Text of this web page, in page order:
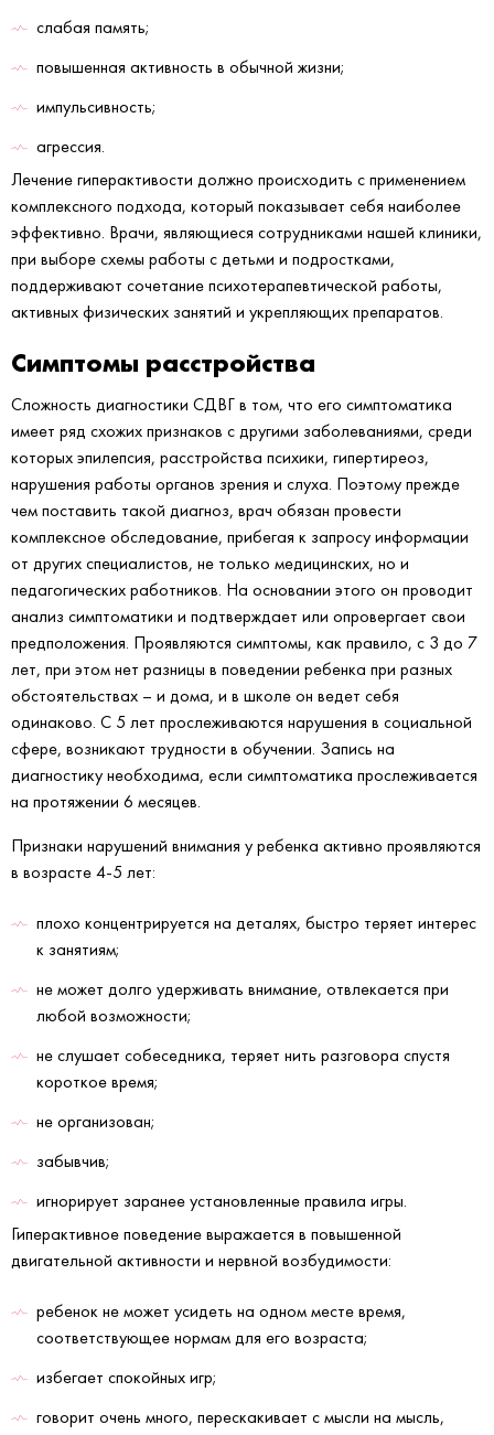
слабая память;
повышенная активность в обычной жизни;
импульсивность;
агрессия.
Лечение гиперактивости должно происходить с применением
комплексного подхода, который показывает себя наиболее
эффективно. Врачи, являющиеся сотрудниками нашей клиники,
при выборе схемы работы с детьми и подростками,
поддерживают сочетание психотерапевтической работы,
активных физических занятий и укрепляющих препаратов.
Симптомы расстройства
Сложность диагностики СДВГ в том, что его симптоматика
имеет ряд схожих признаков с другими заболеваниями, среди
которых эпилепсия, расстройства психики, гипертиреоз,
нарушения работы органов зрения и слуха. Поэтому прежде
чем поставить такой диагноз, врач обязан провести
комплексное обследование, прибегая к запросу информации
от других специалистов, не только медицинских, но и
педагогических работников. На основании этого он проводит
анализ симптоматики и подтверждает или опровергает свои
предположения. Проявляются симптомы, как правило, с 3 до 7
лет, при этом нет разницы в поведении ребенка при разных
обстоятельствах – и дома, и в школе он ведет себя
одинаково. С 5 лет прослеживаются нарушения в социальной
сфере, возникают трудности в обучении. Запись на
диагностику необходима, если симптоматика прослеживается
на протяжении 6 месяцев.
Признаки нарушений внимания у ребенка активно проявляются
в возрасте 4-5 лет:
плохо концентрируется на деталях, быстро теряет интерес
к занятиям;
не может долго удерживать внимание, отвлекается при
любой возможности;
не слушает собеседника, теряет нить разговора спустя
короткое время;
не организован;
забывчив;
игнорирует заранее установленные правила игры.
Гиперактивное поведение выражается в повышенной
двигательной активности и нервной возбудимости:
ребенок не может усидеть на одном месте время,
соответствующее нормам для его возраста;
избегает спокойных игр;
говорит очень много, перескакивает с мысли на мысль,